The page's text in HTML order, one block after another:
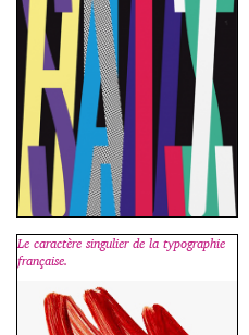
L’affiche typographique est une
création bien particulière.
Composée uniquement de texte,
sans visuel figuratif, une affiche
Le caractère singulier de la typographie
française.